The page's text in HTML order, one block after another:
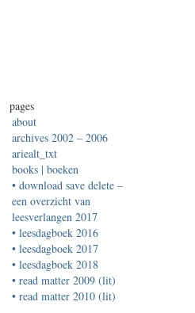
pages
about
archives 2002 – 2006
ariealt_txt
books | boeken
• download save delete –
een overzicht van
leesverlangen 2017
• leesdagboek 2016
• leesdagboek 2017
• leesdagboek 2018
• read matter 2009 (lit)
• read matter 2010 (lit)